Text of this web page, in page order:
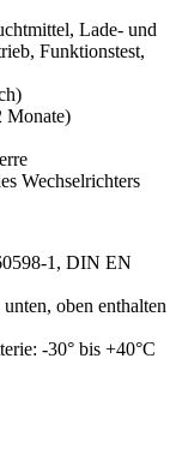
Lade- und
Funktionstest,
Monate)
Wechselrichters
1, DIN EN
oben enthalten
-30° bis +40°C